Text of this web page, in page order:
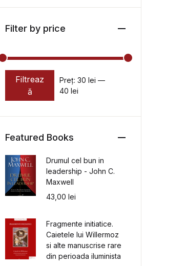
Filter by price
Preț minim
Preț maxim
Filtreaz
ă
Preț:30 lei —
40 lei
Featured Books
Drumul cel bun in
leadership - John C.
Maxwell
43,00lei
Fragmente initiatice.
Caietele lui Willermoz
si alte manuscrise rare
din perioada iluminista